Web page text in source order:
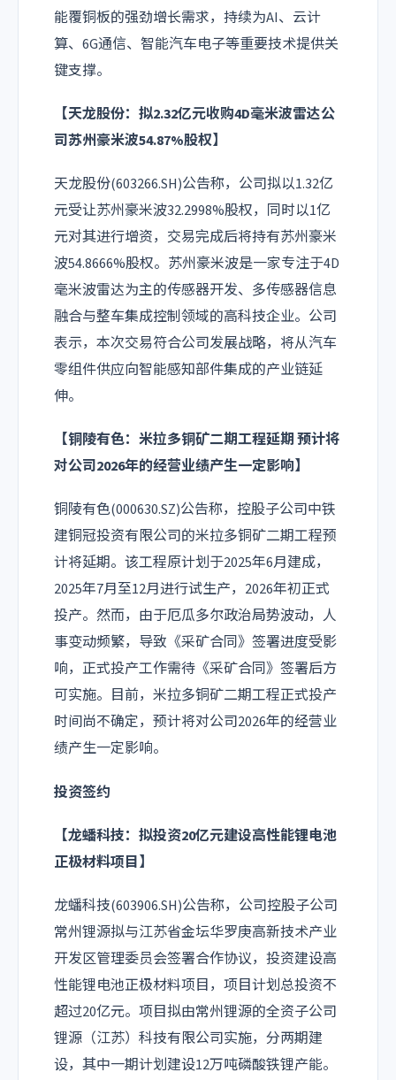
能覆铜板的强劲增长需求，持续为AI、云计
算、6G通信、智能汽车电子等重要技术提供关
键支撑。
【天龙股份：拟2.32亿元收购4D毫米波雷达公
司苏州豪米波54.87%股权】
天龙股份(603266.SH)公告称，公司拟以1.32亿
元受让苏州豪米波32.2998%股权，同时以1亿
元对其进行增资，交易完成后将持有苏州豪米
波54.8666%股权。苏州豪米波是一家专注于4D
毫米波雷达为主的传感器开发、多传感器信息
融合与整车集成控制领域的高科技企业。公司
表示，本次交易符合公司发展战略，将从汽车
零组件供应向智能感知部件集成的产业链延
伸。
【铜陵有色：米拉多铜矿二期工程延期 预计将
对公司2026年的经营业绩产生一定影响】
铜陵有色(000630.SZ)公告称，控股子公司中铁
建铜冠投资有限公司的米拉多铜矿二期工程预
计将延期。该工程原计划于2025年6月建成，
2025年7月至12月进行试生产，2026年初正式
投产。然而，由于厄瓜多尔政治局势波动，人
事变动频繁，导致《采矿合同》签署进度受影
响，正式投产工作需待《采矿合同》签署后方
可实施。目前，米拉多铜矿二期工程正式投产
时间尚不确定，预计将对公司2026年的经营业
绩产生一定影响。
投资签约
【龙蟠科技：拟投资20亿元建设高性能锂电池
正极材料项目】
龙蟠科技(603906.SH)公告称，公司控股子公司
常州锂源拟与江苏省金坛华罗庚高新技术产业
开发区管理委员会签署合作协议，投资建设高
性能锂电池正极材料项目，项目计划总投资不
超过20亿元。项目拟由常州锂源的全资子公司
锂源（江苏）科技有限公司实施，分两期建
设，其中一期计划建设12万吨磷酸铁锂产能。